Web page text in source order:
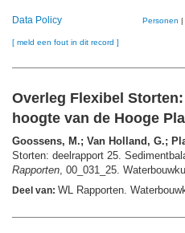
Data Policy Personen |
[ meld een fout in dit record ]
Overleg Flexibel
hoogte van de Hooge
Goossens, M.; Van Holland, G.;
Storten: deelrapport 25.
Rapporten , 00_031_25.
Deel van: WL Rapporten.